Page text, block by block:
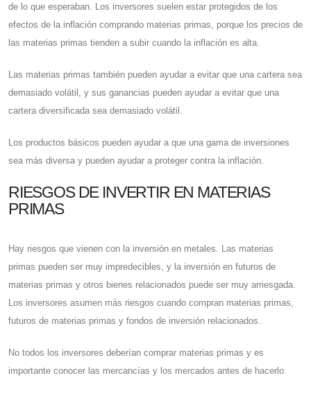
de lo que esperaban. Los inversores suelen estar protegidos de los
efectos de la inflación comprando materias primas, porque los precios de
las materias primas tienden a subir cuando la inflación es alta.
Las materias primas también pueden ayudar a evitar que una cartera sea
demasiado volátil, y sus ganancias pueden ayudar a evitar que una
cartera diversificada sea demasiado volátil.
Los productos básicos pueden ayudar a que una gama de inversiones
sea más diversa y pueden ayudar a proteger contra la inflación.
RIESGOS DE INVERTIR EN MATERIAS
PRIMAS
Hay riesgos que vienen con la inversión en metales. Las materias
primas pueden ser muy impredecibles, y la inversión en futuros de
materias primas y otros bienes relacionados puede ser muy arriesgada.
Los inversores asumen más riesgos cuando compran materias primas,
futuros de materias primas y fondos de inversión relacionados.
No todos los inversores deberían comprar materias primas y es
importante conocer las mercancías y los mercados antes de hacerlo.